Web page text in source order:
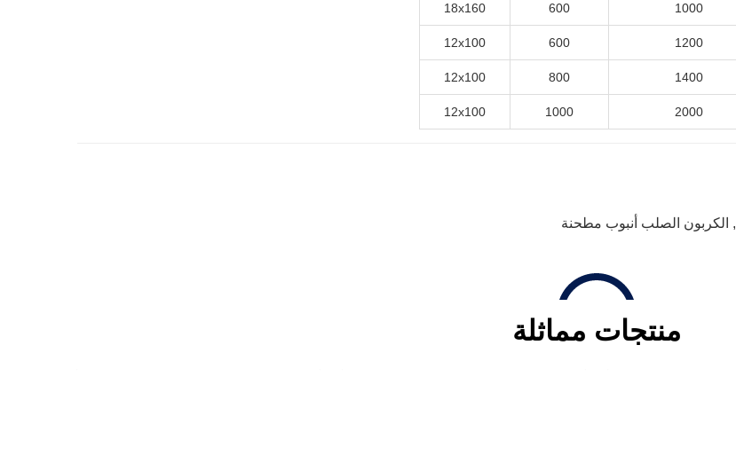
1000
600
18x160
1200
600
12x100
1400
800
12x100
2000
1000
12x100
, الكربون الصلب أنبوب مطحنة
منتجات مماثلة